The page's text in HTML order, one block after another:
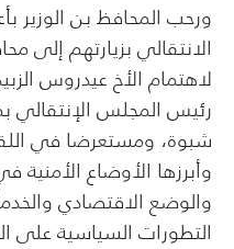
ورحب المحافظ بن الوزير
الانتقالي بزيارتهم إلى
لاهتمام الأخ عيدروس
رئيس المجلس
شبوة، ومستعرضا في
وأبرزها الأوضاع
والوضع الاقتصادي
التطورات السياسية على